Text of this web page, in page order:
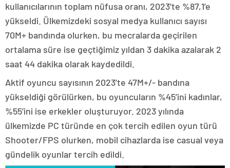
kullanıcılarının toplam nüfusa oranı, 2023’te %87,1’e
yükseldi. Ülkemizdeki sosyal medya kullanıcı sayısı
70M+ bandında olurken, bu mecralarda geçirilen
ortalama süre ise geçtiğimiz yıldan 3 dakika azalarak 2
saat 44 dakika olarak kaydedildi.
Aktif oyuncu sayısının 2023’te 47M+/- bandına
yükseldiği görülürken, bu oyuncuların %45’ini kadınlar,
%55’ini ise erkekler oluşturuyor. 2023 yılında
ülkemizde PC türünde en çok tercih edilen oyun türü
Shooter/FPS olurken, mobil cihazlarda ise casual veya
gündelik oyunlar tercih edildi.